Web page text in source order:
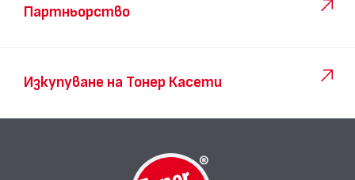
Партньорство
Изкупуване на Тонер Касети